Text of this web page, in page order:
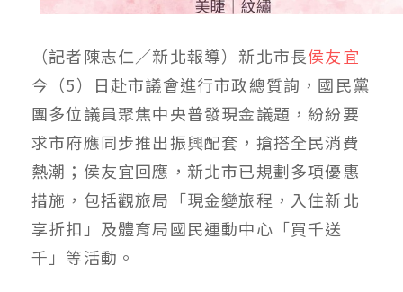
（記者陳志仁／新北報導）新北市長侯友宜
今（5）日赴市議會進行市政總質詢，國民黨
團多位議員聚焦中央普發現金議題，紛紛要
求市府應同步推出振興配套，搶搭全民消費
熱潮；侯友宜回應，新北市已規劃多項優惠
措施，包括觀旅局「現金變旅程，入住新北
享折扣」及體育局國民運動中心「買千送
千」等活動。